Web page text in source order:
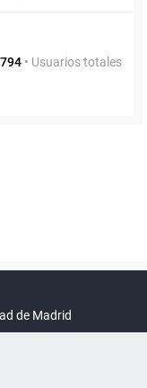
• Usuarios totales
de Madrid